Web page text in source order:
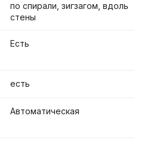
по спирали, зигзагом, вдоль
стены
Есть
есть
Автоматическая